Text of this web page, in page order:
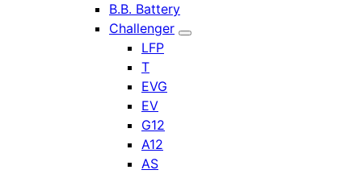
B.B. Battery
Challenger
LFP
T
EVG
EV
G12
A12
AS